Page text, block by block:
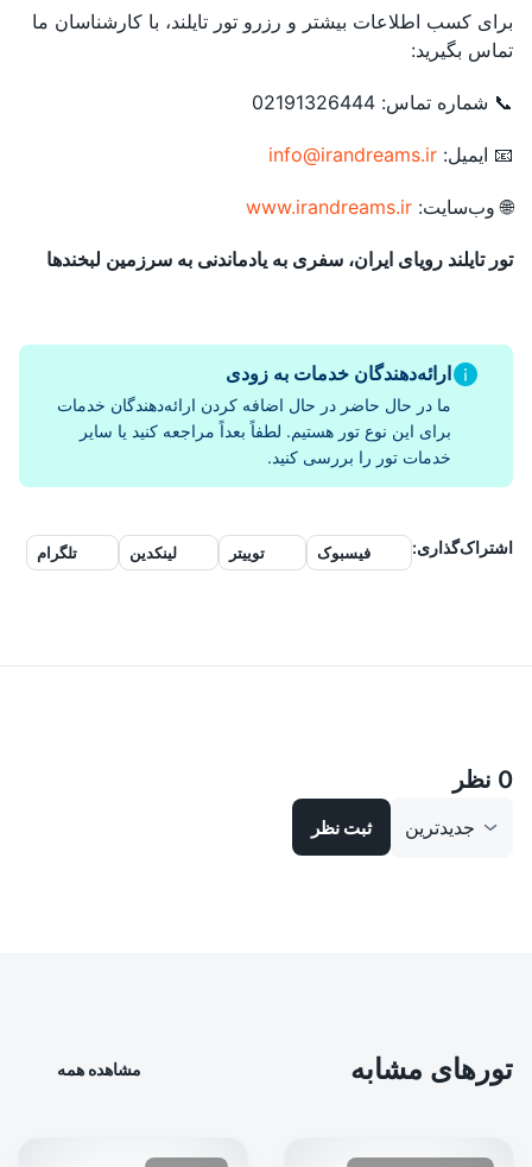
برای کسب اطلاعات بیشتر و رزرو تور تایلند، با کارشناسان ما
تماس بگیرید:
📞 شماره تماس: 02191326444
📧 ایمیل: info@irandreams.ir
🌐 وب‌سایت: www.irandreams.ir
تور تایلند رویای ایران، سفری به یادماندنی به سرزمین لبخندها
ارائه‌دهندگان خدمات به زودی
ما در حال حاضر در حال اضافه کردن ارائه‌دهندگان خدمات
برای این نوع تور هستیم. لطفاً بعداً مراجعه کنید یا سایر
خدمات تور را بررسی کنید.
اشتراک‌گذاری: فیسبوک توییتر لینکدین تلگرام
0 نظر
جدیدترین ثبت نظر
تورهای مشابه مشاهده همه